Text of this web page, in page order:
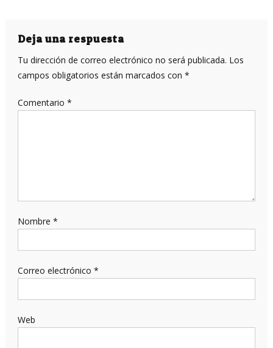
Deja una respuesta
Tu dirección de correo electrónico no será publicada. Los
campos obligatorios están marcados con *
Comentario *
Nombre *
Correo electrónico *
Web